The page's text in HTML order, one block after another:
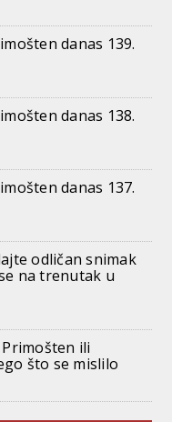
danas 139.
danas 138.
danas 137.
odličan snimak
na trenutak u
Primošten ili
što se mislilo